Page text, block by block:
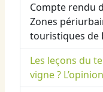
Compte rendu
Zones
touristiques de
Les leçons du
vigne ?